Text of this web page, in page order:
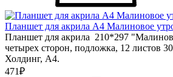
Планшет для акрила А4 Малиновое
Планшет для акрила 210*297
четырех сторон, подложка, 12 листов
Холдинг, А4.
471₽